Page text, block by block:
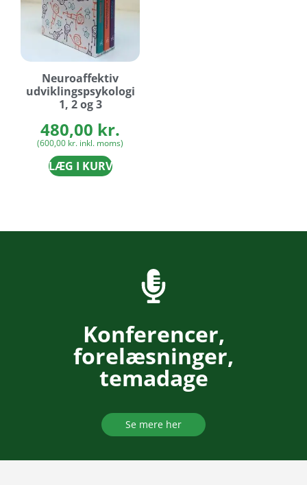
Neuroaffektiv
udviklingspsykologi
1, 2 og 3
480,00 kr.
(600,00 kr. inkl. moms)
LÆG I KURV
Konferencer,
forelæsninger,
temadage
Se mere her